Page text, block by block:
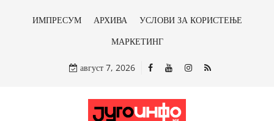
ИМПРЕСУМ АРХИВА
УСЛОВИ ЗА КОРИСТЕЊЕ
МАРКЕТИНГ
август 7, 2026